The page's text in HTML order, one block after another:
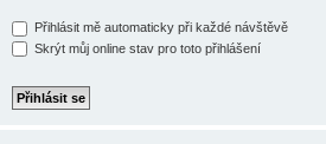
Přihlásit mě automaticky při každé návštěvě
Skrýt můj online stav pro toto přihlášení